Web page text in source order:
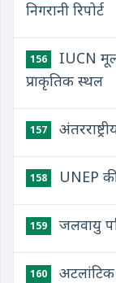
निगरानी रिपोर्ट
156
IUCN
प्राकृतिक स्थल
157
158 UNEP
159 जलवायु
160